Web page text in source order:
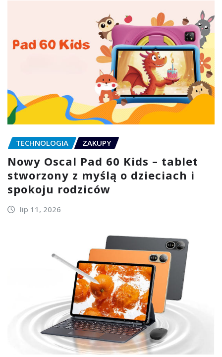
TECHNOLOGIA ZAKUPY
Nowy Oscal Pad 60 Kids – tablet
stworzony z myślą o dzieciach i
spokoju rodziców
lip 11, 2026